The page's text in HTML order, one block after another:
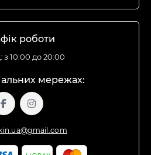
роботи
10:00 до 20:00
мережах: